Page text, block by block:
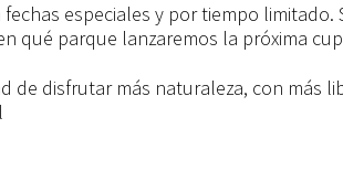
especiales y por tiempo limitado.
qué parque lanzaremos la próxima
de disfrutar más naturaleza, con más